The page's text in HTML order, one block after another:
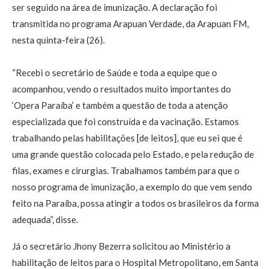
ser seguido na área de imunização. A declaração foi
transmitida no programa Arapuan Verdade, da Arapuan FM,
nesta quinta-feira (26).
“Recebi o secretário de Saúde e toda a equipe que o
acompanhou, vendo o resultados muito importantes do
‘Opera Paraíba’ e também a questão de toda a atenção
especializada que foi construída e da vacinação. Estamos
trabalhando pelas habilitações [de leitos], que eu sei que é
uma grande questão colocada pelo Estado, e pela redução de
filas, exames e cirurgias. Trabalhamos também para que o
nosso programa de imunização, a exemplo do que vem sendo
feito na Paraíba, possa atingir a todos os brasileiros da forma
adequada”, disse.
Já o secretário Jhony Bezerra solicitou ao Ministério a
habilitação de leitos para o Hospital Metropolitano, em Santa